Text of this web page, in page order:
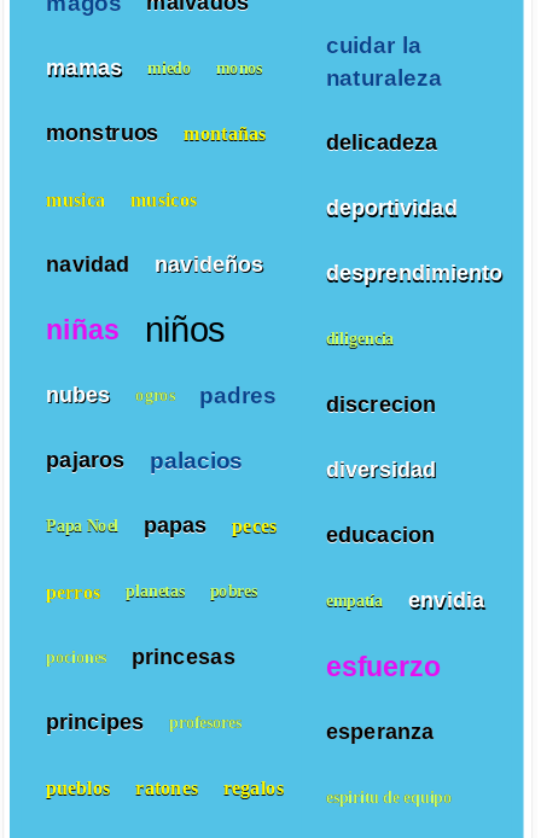
cuidar la
naturaleza
delicadeza
deportividad
desprendimiento
diligencia
discrecion
diversidad
educacion
empatía envidia
esfuerzo
esperanza
espiritu de equipo
mamas miedo monos
monstruos montañas
musica musicos
navidad navideños
niñas niños
nubes ogros padres
pajaros palacios
Papa Noel papas peces
perros planetas pobres
pociones princesas
principes profesores
pueblos ratones regalos